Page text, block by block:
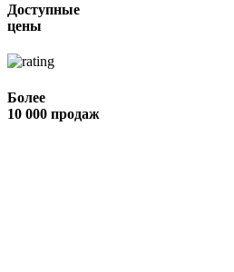
Доступные
цены
Более
10 000 продаж